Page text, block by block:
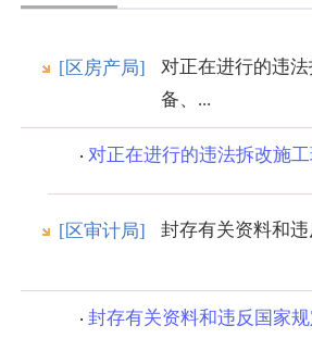
[区房产局]
对正在进行的违
备、...
对正在进行的违法拆改施
[区审计局] 封存有关资料和
封存有关资料和违反国家